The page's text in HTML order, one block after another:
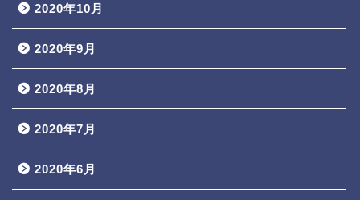
2020年10月
2020年9月
2020年8月
2020年7月
2020年6月